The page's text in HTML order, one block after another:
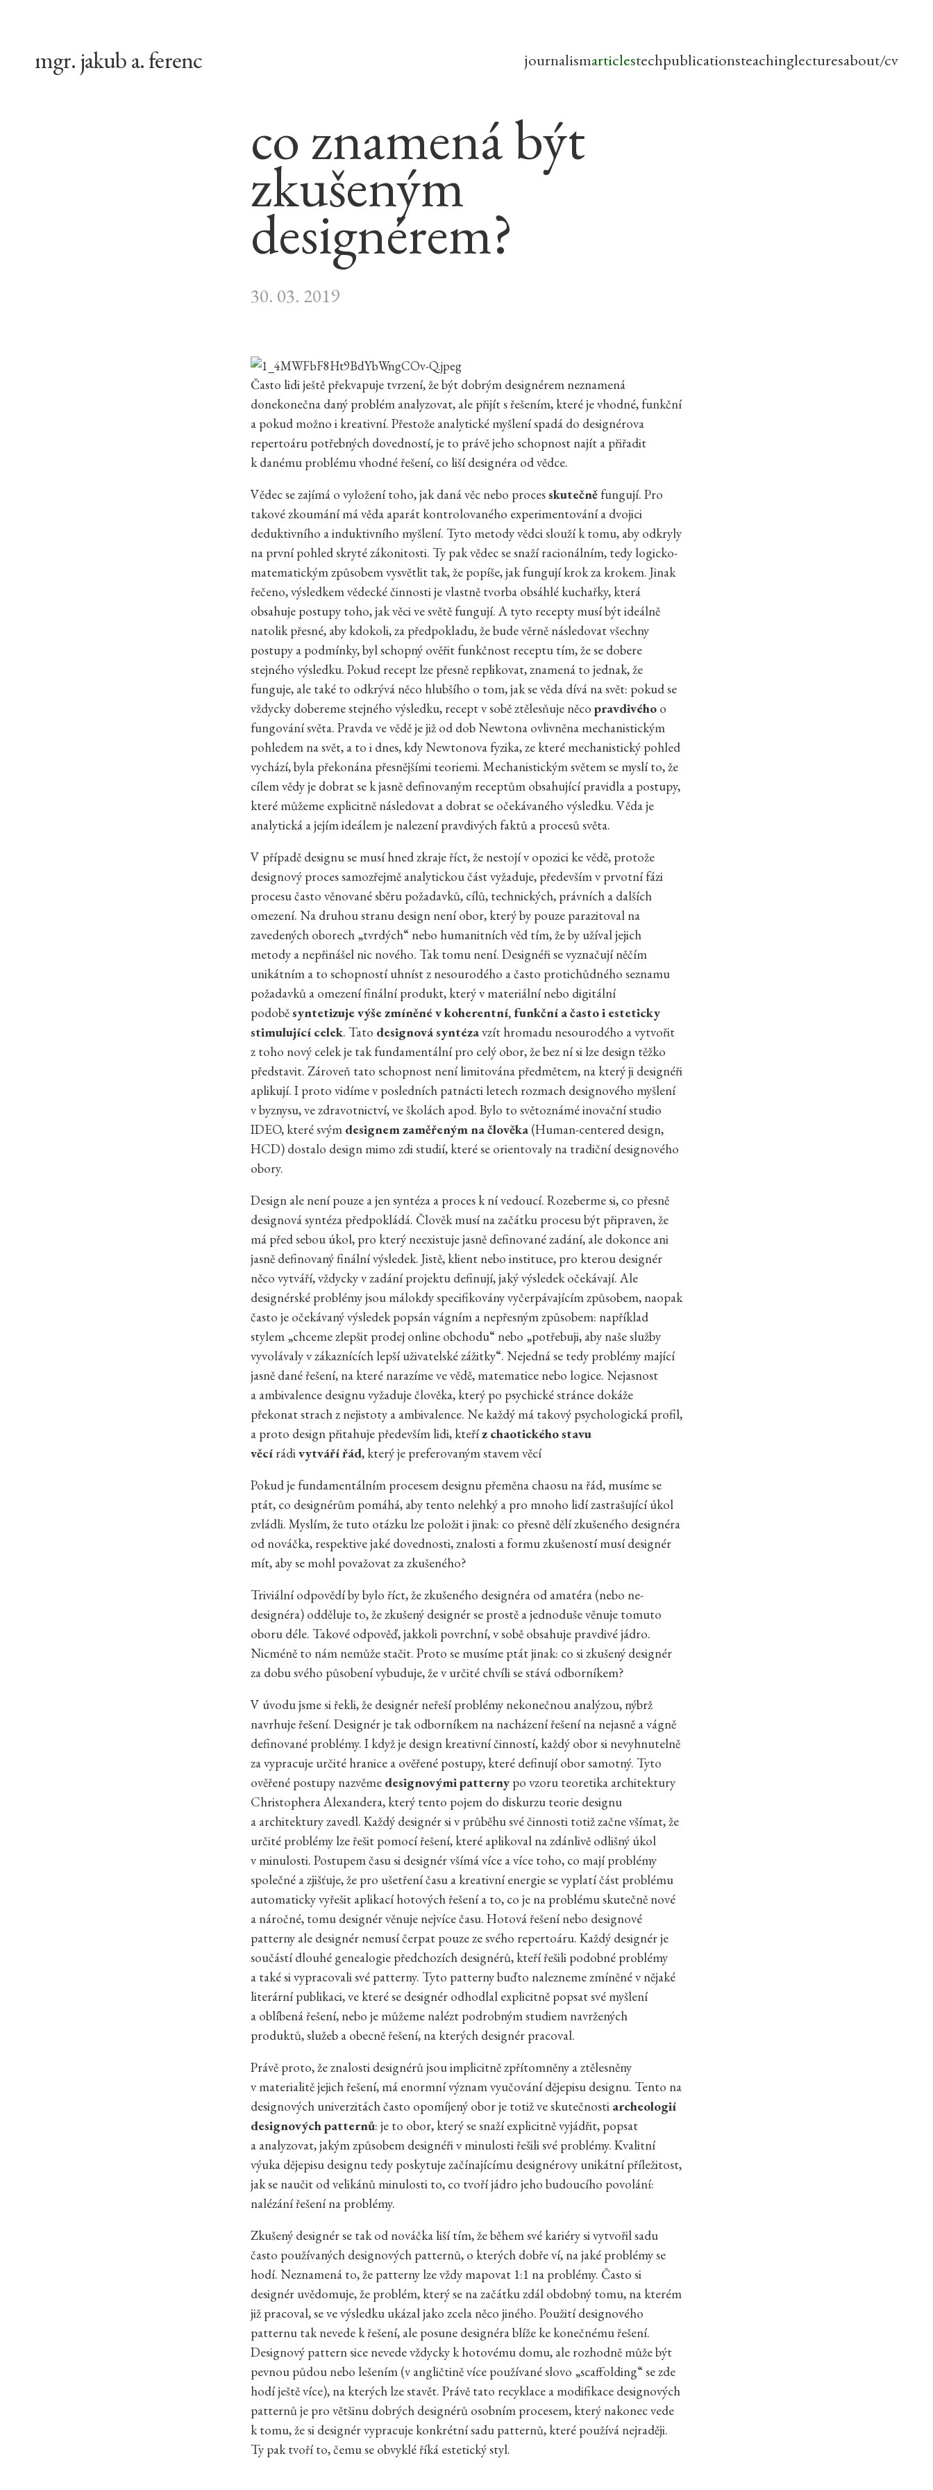
mgr. jakub a. ferenc journalismarticlestechpublicationsteachinglecturesabout/cv
co znamená být
zkušeným
designérem?
30. 03. 2019
Často lidi ještě překvapuje tvrzení, že být dobrým designérem neznamená
donekonečna daný problém analyzovat, ale přijít s řešením, které je vhodné, funkční
a pokud možno i kreativní. Přestože analytické myšlení spadá do designérova
repertoáru potřebných dovedností, je to právě jeho schopnost najít a přiřadit
k danému problému vhodné řešení, co liší designéra od vědce.
Vědec se zajímá o vyložení toho, jak daná věc nebo processkutečně fungují. Pro
takové zkoumání má věda aparát kontrolovaného experimentování a dvojici
deduktivního a induktivního myšlení. Tyto metody vědci slouží k tomu, aby odkryly
na první pohled skryté zákonitosti. Ty pak vědec se snaží racionálním, tedy logicko-
matematickým způsobem vysvětlit tak, že popíše, jak fungují krok za krokem. Jinak
řečeno, výsledkem vědecké činnosti je vlastně tvorba obsáhlé kuchařky, která
obsahuje postupy toho, jak věci ve světě fungují. A tyto recepty musí být ideálně
natolik přesné, aby kdokoli, za předpokladu, že bude věrně následovat všechny
postupy a podmínky, byl schopný ověřit funkčnost receptu tím, že se dobere
stejného výsledku. Pokud recept lze přesně replikovat, znamená to jednak, že
funguje, ale také to odkrývá něco hlubšího o tom, jak se věda dívá na svět: pokud se
vždycky dobereme stejného výsledku, recept v sobě ztělesňuje něco pravdivého o
fungování světa. Pravda ve vědě je již od dob Newtona ovlivněna mechanistickým
pohledem na svět, a to i dnes, kdy Newtonova fyzika, ze které mechanistický pohled
vychází, byla překonána přesnějšími teoriemi. Mechanistickým světem se myslí to, že
cílem vědy je dobrat se k jasně definovaným receptům obsahující pravidla a postupy,
které můžeme explicitně následovat a dobrat se očekávaného výsledku. Věda je
analytická a jejím ideálem je nalezení pravdivých faktů a procesů světa.
V případě designu se musí hned zkraje říct, že nestojí v opozici ke vědě, protože
designový proces samozřejmě analytickou část vyžaduje, především v prvotní fázi
procesu často věnované sběru požadavků, cílů, technických, právních a dalších
omezení. Na druhou stranu design není obor, který by pouze parazitoval na
zavedených oborech „tvrdých“ nebo humanitních věd tím, že by užíval jejich
metody a nepřinášel nic nového. Tak tomu není. Designéři se vyznačují něčím
unikátním a to schopností uhníst z nesourodého a často protichůdného seznamu
požadavků a omezení finální produkt, který v materiální nebo digitální
podoběsyntetizuje výše zmíněné v koherentní, funkční a často i esteticky
stimulující celek. Tato designová syntézavzít hromadu nesourodého a vytvořit
z toho nový celek je tak fundamentální pro celý obor, že bez ní si lze design těžko
představit. Zároveň tato schopnost není limitována předmětem, na který ji designéři
aplikují. I proto vidíme v posledních patnácti letech rozmach designového myšlení
v byznysu, ve zdravotnictví, ve školách apod. Bylo to světoznámé inovační studio
IDEO, které svým designem zaměřeným na člověka (Human-centered design,
HCD) dostalo design mimo zdi studií, které se orientovaly na tradiční designového
obory.
Design ale není pouze a jen syntéza a proces k ní vedoucí. Rozeberme si, co přesně
designová syntéza předpokládá. Člověk musí na začátku procesu být připraven, že
má před sebou úkol, pro který neexistuje jasně definované zadání, ale dokonce ani
jasně definovaný finální výsledek. Jistě, klient nebo instituce, pro kterou designér
něco vytváří, vždycky v zadání projektu definují, jaký výsledek očekávají. Ale
designérské problémy jsou málokdy specifikovány vyčerpávajícím způsobem, naopak
často je očekávaný výsledek popsán vágním a nepřesným způsobem: například
stylem „chceme zlepšit prodej online obchodu“ nebo „potřebuji, aby naše služby
vyvolávaly v zákaznících lepší uživatelské zážitky“. Nejedná se tedy problémy mající
jasně dané řešení, na které narazíme ve vědě, matematice nebo logice. Nejasnost
a ambivalence designu vyžaduje člověka, který po psychické stránce dokáže
překonat strach z nejistoty a ambivalence. Ne každý má takový psychologická profil,
a proto design přitahuje především lidi, kteříz chaotického stavu
věcí rádivytváří řád, který je preferovaným stavem věcí
Pokud je fundamentálním procesem designu přeměna chaosu na řád, musíme se
ptát, co designérům pomáhá, aby tento nelehký a pro mnoho lidí zastrašující úkol
zvládli. Myslím, že tuto otázku lze položit i jinak: co přesně dělí zkušeného designéra
od nováčka, respektive jaké dovednosti, znalosti a formu zkušeností musí designér
mít, aby se mohl považovat za zkušeného?
Triviální odpovědí by bylo říct, že zkušeného designéra od amatéra (nebo ne-
designéra) odděluje to, že zkušený designér se prostě a jednoduše věnuje tomuto
oboru déle. Takové odpověď, jakkoli povrchní, v sobě obsahuje pravdivé jádro.
Nicméně to nám nemůže stačit. Proto se musíme ptát jinak: co si zkušený designér
za dobu svého působení vybuduje, že v určité chvíli se stává odborníkem?
V úvodu jsme si řekli, že designér neřeší problémy nekonečnou analýzou, nýbrž
navrhuje řešení. Designér je tak odborníkem na nacházení řešení na nejasně a vágně
definované problémy. I když je design kreativní činností, každý obor si nevyhnutelně
za vypracuje určité hranice a ověřené postupy, které definují obor samotný. Tyto
ověřené postupy nazvěme designovými patterny po vzoru teoretika architektury
Christophera Alexandera, který tento pojem do diskurzu teorie designu
a architektury zavedl. Každý designér si v průběhu své činnosti totiž začne všímat, že
určité problémy lze řešit pomocí řešení, které aplikoval na zdánlivě odlišný úkol
v minulosti. Postupem času si designér všímá více a více toho, co mají problémy
společné a zjišťuje, že pro ušetření času a kreativní energie se vyplatí část problému
automaticky vyřešit aplikací hotových řešení a to, co je na problému skutečně nové
a náročné, tomu designér věnuje nejvíce času. Hotová řešení nebo designové
patterny ale designér nemusí čerpat pouze ze svého repertoáru. Každý designér je
součástí dlouhé genealogie předchozích designérů, kteří řešili podobné problémy
a také si vypracovali své patterny. Tyto patterny buďto nalezneme zmíněné v nějaké
literární publikaci, ve které se designér odhodlal explicitně popsat své myšlení
a oblíbená řešení, nebo je můžeme nalézt podrobným studiem navržených
produktů, služeb a obecně řešení, na kterých designér pracoval.
Právě proto, že znalosti designérů jsou implicitně zpřítomněny a ztělesněny
v materialitě jejich řešení, má enormní význam vyučování dějepisu designu. Tento na
designových univerzitách často opomíjený obor je totiž ve skutečnosti archeologií
designových patternů: je to obor, který se snaží explicitně vyjádřit, popsat
a analyzovat, jakým způsobem designéři v minulosti řešili své problémy. Kvalitní
výuka dějepisu designu tedy poskytuje začínajícímu designérovy unikátní příležitost,
jak se naučit od velikánů minulosti to, co tvoří jádro jeho budoucího povolání:
nalézání řešení na problémy.
Zkušený designér se tak od nováčka liší tím, že během své kariéry si vytvořil sadu
často používaných designových patternů, o kterých dobře ví, na jaké problémy se
hodí. Neznamená to, že patterny lze vždy mapovat 1:1 na problémy. Často si
designér uvědomuje, že problém, který se na začátku zdál obdobný tomu, na kterém
již pracoval, se ve výsledku ukázal jako zcela něco jiného. Použití designového
patternu tak nevede k řešení, ale posune designéra blíže ke konečnému řešení.
Designový pattern sice nevede vždycky k hotovému domu, ale rozhodně může být
pevnou půdou nebo lešením (v angličtině více používané slovo „scaffolding“ se zde
hodí ještě více), na kterých lze stavět. Právě tato recyklace a modifikace designových
patternů je pro většinu dobrých designérů osobním procesem, který nakonec vede
k tomu, že si designér vypracuje konkrétní sadu patternů, které používá nejraději.
Ty pak tvoří to, čemu se obvyklé říká estetický styl.